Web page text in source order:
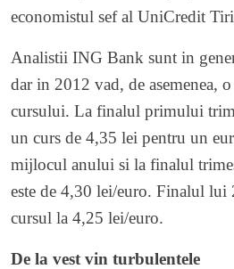
economistul sef al UniCredit
Analistii ING Bank sunt in
dar in 2012 vad, de asemenea,
cursului. La finalul primului
un curs de 4,35 lei pentru un
mijlocul anului si la finalul
este de 4,30 lei/euro. Finalul lui
cursul la 4,25 lei/euro.
De la vest vin turbulentele